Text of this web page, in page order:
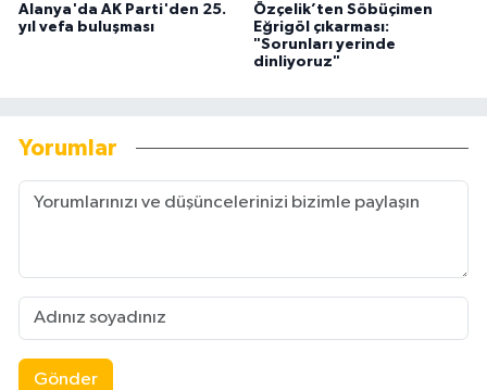
Alanya'da AK Parti'den 25.
yıl vefa buluşması
Özçelik’ten Söbüçimen
Eğrigöl çıkarması:
"Sorunları yerinde
dinliyoruz"
Yorumlar
Gönder